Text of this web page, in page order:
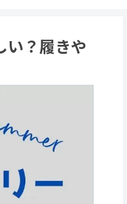
い？履きや